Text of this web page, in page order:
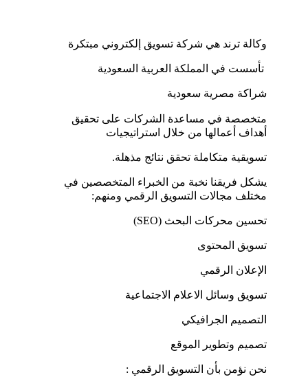
وكالة ترند هي شركة تسويق إلكتروني مبتكرة
شراكة مصرية سعودية
متخصصة في مساعدة الشركات على تحقيق
أهداف أعمالها من خلال استراتيجيات
تسويقية متكاملة تحقق نتائج مذهلة.
يشكل فريقنا نخبة من الخبراء المتخصصين في
مختلف مجالات التسويق الرقمي ومنهم:
تحسين محركات البحث (SEO)
تسويق المحتوى
الإعلان الرقمي
تسويق وسائل الاعلام الاجتماعية
التصميم الجرافيكي
تصميم وتطوير الموقع
نحن نؤمن بأن التسويق الرقمي :